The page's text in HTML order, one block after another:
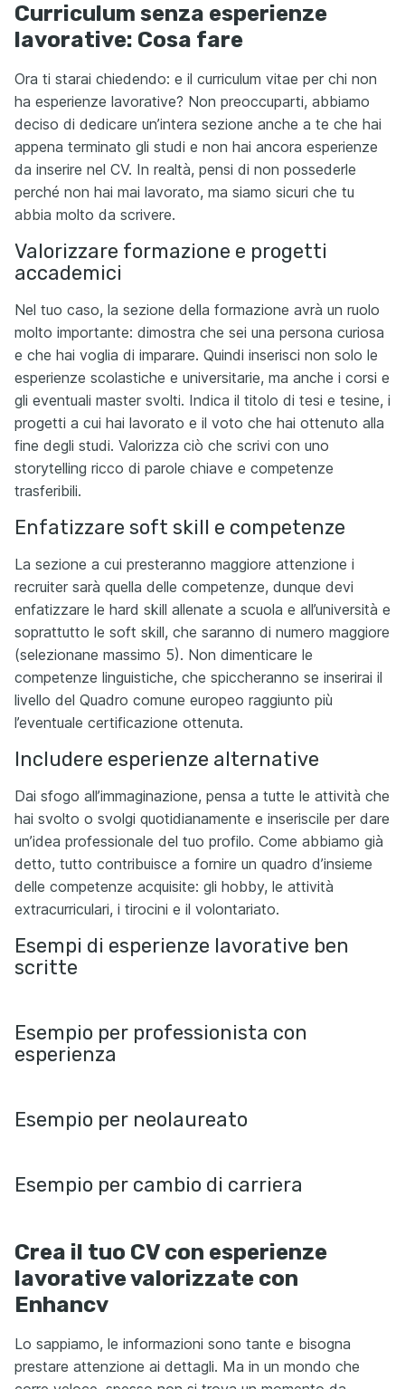
Curriculum senza esperienze
lavorative: Cosa fare
Ora ti starai chiedendo: e il curriculum vitae per chi non
ha esperienze lavorative? Non preoccuparti, abbiamo
deciso di dedicare un’intera sezione anche a te che hai
appena terminato gli studi e non hai ancora esperienze
da inserire nel CV. In realtà, pensi di non possederle
perché non hai mai lavorato, ma siamo sicuri che tu
abbia molto da scrivere.
Valorizzare formazione e progetti
accademici
Nel tuo caso, la sezione della formazione avrà un ruolo
molto importante: dimostra che sei una persona curiosa
e che hai voglia di imparare. Quindi inserisci non solo le
esperienze scolastiche e universitarie, ma anche i corsi e
gli eventuali master svolti. Indica il titolo di tesi e tesine, i
progetti a cui hai lavorato e il voto che hai ottenuto alla
fine degli studi. Valorizza ciò che scrivi con uno
storytelling ricco di parole chiave e competenze
trasferibili.
Enfatizzare soft skill e competenze
La sezione a cui presteranno maggiore attenzione i
recruiter sarà quella delle competenze, dunque devi
enfatizzare le hard skill allenate a scuola e all’università e
soprattutto le soft skill, che saranno di numero maggiore
(selezionane massimo 5). Non dimenticare le
competenze linguistiche, che spiccheranno se inserirai il
livello del Quadro comune europeo raggiunto più
l’eventuale certificazione ottenuta.
Includere esperienze alternative
Dai sfogo all’immaginazione, pensa a tutte le attività che
hai svolto o svolgi quotidianamente e inseriscile per dare
un’idea professionale del tuo profilo. Come abbiamo già
detto, tutto contribuisce a fornire un quadro d’insieme
delle competenze acquisite: gli hobby, le attività
extracurriculari, i tirocini e il volontariato.
Esempi di esperienze lavorative ben
scritte
Esempio per professionista con
esperienza
Esempio per neolaureato
Esempio per cambio di carriera
Crea il tuo CV con esperienze
lavorative valorizzate con
Enhancv
Lo sappiamo, le informazioni sono tante e bisogna
prestare attenzione ai dettagli. Ma in un mondo che